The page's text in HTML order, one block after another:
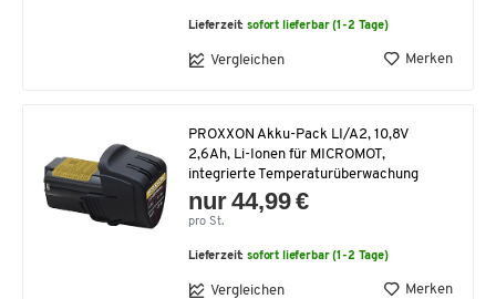
Lieferzeit:sofort lieferbar (1-2 Tage)
Vergleichen Merken
PROXXON Akku-Pack LI/A2, 10,8V
2,6Ah, Li-Ionen für MICROMOT,
integrierte Temperaturüberwachung
nur 44,99 €
pro St.
Lieferzeit:sofort lieferbar (1-2 Tage)
Vergleichen Merken